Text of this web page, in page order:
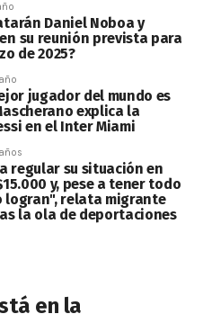
Daniel Noboa y
su reunión prevista para
de 2025?
jugador del mundo es
explica la
en el Inter Miami
regular su situación en
y, pese a tener todo
logran", relata migrante
la ola de deportaciones
en la